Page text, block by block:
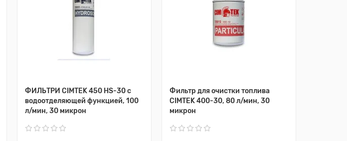
ФИЛЬТРИ CIMTEK 450 HS-30 с
водоотделяющей функцией, 100
л/мин, 30 микрон
Фильтр для очистки топлива
CIMTEK 400-30, 80 л/мин, 30
микрон